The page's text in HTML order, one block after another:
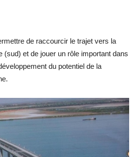
de raccourcir le trajet vers la
(sud) et de jouer un rôle important dans
du potentiel de la